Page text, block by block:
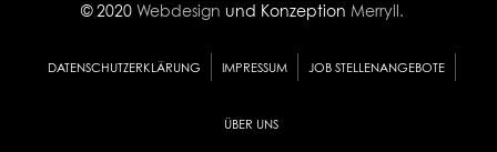
© 2020 Webdesign und Konzeption Merryll.
DATENSCHUTZERKLÄRUNG IMPRESSUM JOB STELLENANGEBOTE
ÜBER UNS